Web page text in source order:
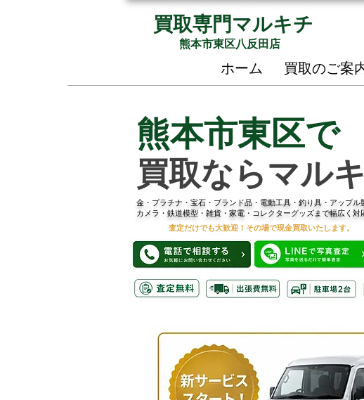
買取専門マルキチ
ホーム
買取のご案
熊本市東区八反田店
熊本市東区で
買取ならマル
金・プラチナ・宝石・ブランド品・電動工具・釣り具・アップル
カメラ・鉄道模型・雑貨・家電・コレクターグッズまで幅広く対
査定だけでも大歓迎！その場で現金買取いたします。